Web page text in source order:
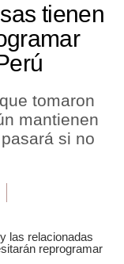
tienen
tomaron
mantienen
si no